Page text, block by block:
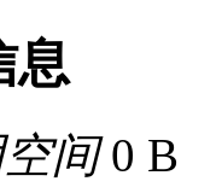
息
间0 B